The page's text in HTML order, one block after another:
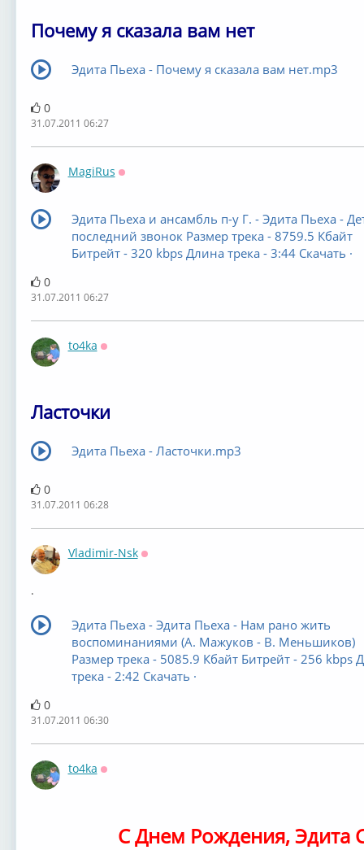
Почему я сказала вам нет
Эдита Пьеха - Почему я сказала вам нет.mp3
0
31.07.2011 06:27
MagiRus
Эдита Пьеха и ансамбль п-у Г. - Эдита Пьеха -
последний звонок Размер трека - 8759.5 Кбайт
Битрейт - 320 kbps Длина трека - 3:44 Скачать ·
0
31.07.2011 06:27
to4ka
Ласточки
Эдита Пьеха - Ласточки.mp3
0
31.07.2011 06:28
Vladimir-Nsk
.
Эдита Пьеха - Эдита Пьеха - Нам рано жить
воспоминаниями (А. Мажуков - В. Меньшиков)
Размер трека - 5085.9 Кбайт Битрейт - 256 kbps
трека - 2:42 Скачать ·
0
31.07.2011 06:30
to4ka
С Днем Рождения, Эдита